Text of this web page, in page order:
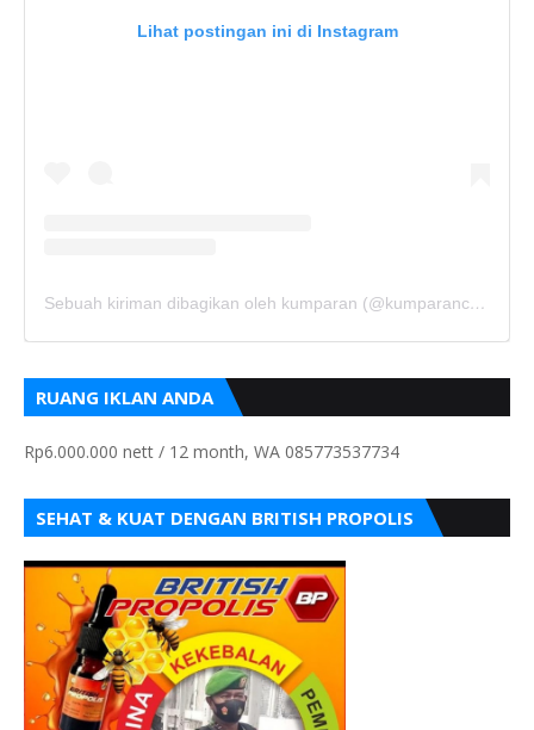
Lihat postingan ini di Instagram
Sebuah kiriman dibagikan oleh kumparan (@kumparancom)
RUANG IKLAN ANDA
Rp6.000.000 nett / 12 month, WA 085773537734
SEHAT & KUAT DENGAN BRITISH PROPOLIS